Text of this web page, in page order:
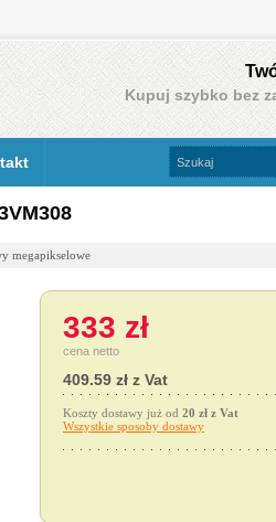
Kupuj szybko bez
megapikselowe
333 zł
cena netto
409.59 zł z Vat
Koszty dostawy już od 20 zł z Vat
Wszystkie sposoby dostawy